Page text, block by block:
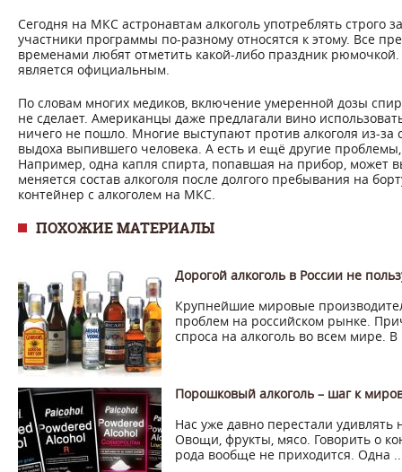
Сегодня на МКС астронавтам алкоголь употреблять строго
участники программы по-разному относятся к этому. Все
временами любят отметить какой-либо праздник
является официальным.
По словам многих медиков, включение умеренной дозы
не сделает. Американцы даже предлагали вино
ничего не пошло. Многие выступают против алкоголя из-за
выдоха выпившего человека. А есть и ещё другие
Например, одна капля спирта, попавшая на прибор, может
меняется состав алкоголя после долгого пребывания на
контейнер с алкоголем на МКС.
ПОХОЖИЕ МАТЕРИАЛЫ
Дорогой алкоголь в России не
Крупнейшие мировые
проблем на российском рынке.
спроса на алкоголь во всем мире. В
Порошковый алкоголь – шаг к
Нас уже давно перестали
Овощи, фрукты, мясо. Говорить о
рода вообще не приходится. Одна